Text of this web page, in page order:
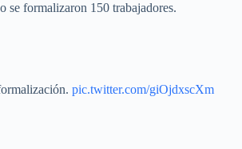
se formalizaron 150 trabajadores.
pic.twitter.com/giOjdxscXm